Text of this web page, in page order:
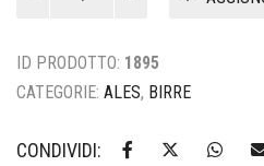
ID PRODOTTO: 1895
CATEGORIE: ALES, BIRRE
CONDIVIDI: